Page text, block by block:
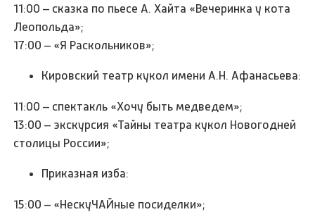
11:00 – сказка по пьесе А. Хайта «Вечеринка у кота
Леопольда»;
17:00 – «Я Раскольников»;
Кировский театр кукол имени А.Н. Афанасьева:
11:00 – спектакль «Хочу быть медведем»;
13:00 – экскурсия «Тайны театра кукол Новогодней
столицы России»;
Приказная изба:
15:00 – «НескуЧАЙные посиделки»;